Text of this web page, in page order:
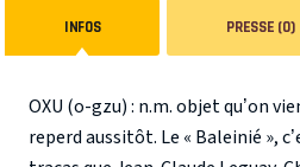
INFOS PRESSE (0)
OXU (o-gzu) : n.m. objet qu’on
reperd aussitôt. Le « Baleinié »,